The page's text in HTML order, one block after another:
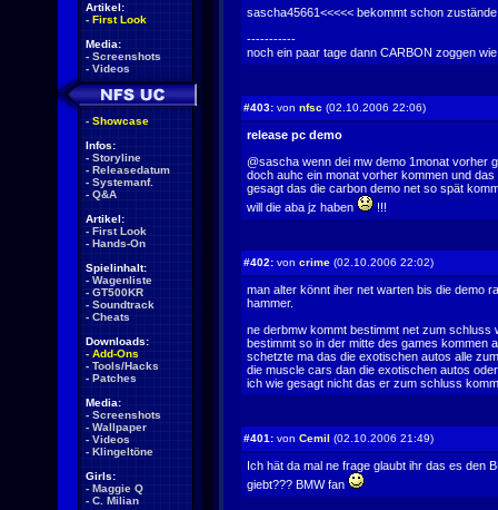
Artikel:
- First Look
Media:
- Screenshots
- Videos
- Showcase
Infos:
- Storyline
- Releasedatum
- Systemanf.
- Q&A
Artikel:
- First Look
- Hands-On
Spielinhalt:
- Wagenliste
- GT500KR
- Soundtrack
- Cheats
Downloads:
- Add-Ons
- Tools/Hacks
- Patches
Media:
- Screenshots
- Wallpaper
- Videos
- Klingeltöne
Girls:
- Maggie Q
- C. Milian
sascha45661<<<<< bekommt schon
-----------
noch ein paar tage dann CARBON zoggen wie
#403: von nfsc (02.10.2006 22:06)
release pc demo
@sascha wenn dei mw demo 1monat vorher
doch auhc ein monat vorher kommen und
gesagt das die carbon demo net so spät
will die aba jz haben
!!!
#402: von crime (02.10.2006 22:02)
man alter könnt iher net warten bis die demo
hammer.
ne derbmw kommt bestimmt net zum schluss
bestimmt so in der mitte des games kommen
schetzte ma das die exotischen autos alle
die muscle cars dan die exotischen autos
ich wie gesagt nicht das er zum schluss
#401: von Cemil (02.10.2006 21:49)
Ich hät da mal ne frage glaubt ihr das es den
giebt??? BMW fan